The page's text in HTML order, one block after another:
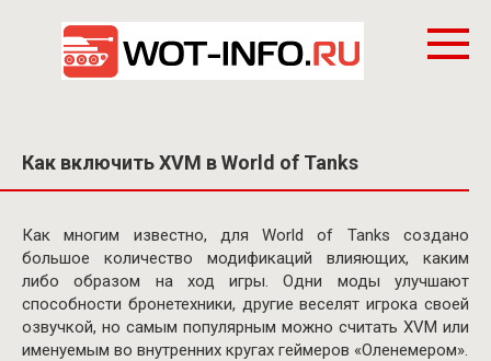
контенту
Как включить XVM в World of Tanks
Как многим известно, для World of Tanks создано
большое количество модификаций влияющих, каким
либо образом на ход игры. Одни моды улучшают
способности бронетехники, другие веселят игрока своей
озвучкой, но самым популярным можно считать XVM или
именуемым во внутренних кругах геймеров «Оленемером».